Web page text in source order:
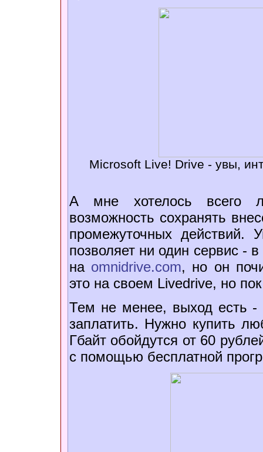
Microsoft Live! Drive - увы,
А мне хотелось всего
возможность сохранять
промежуточных действий.
позволяет ни один сервис -
на omnidrive.com, но он
это на своем Livedrive, но
Тем не менее, выход есть -
заплатить. Нужно купить
Гбайт обойдутся от 60
с помощью бесплатной